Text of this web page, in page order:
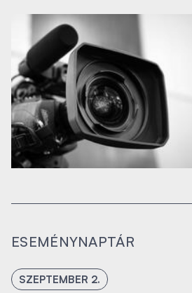
ESEMÉNYNAPTÁR
SZEPTEMBER 2.